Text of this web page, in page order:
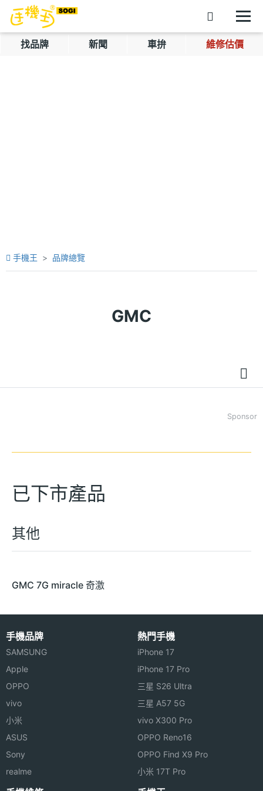
找品牌 新聞 車拚 維修估價
手機王 品牌總覽
GMC
Sponsor
已下市產品
其他
GMC 7G miracle 奇激
手機品牌
SAMSUNG
Apple
OPPO
vivo
小米
ASUS
Sony
realme
熱門手機
iPhone 17
iPhone 17 Pro
三星 S26 Ultra
三星 A57 5G
vivo X300 Pro
OPPO Reno16
OPPO Find X9 Pro
小米 17T Pro